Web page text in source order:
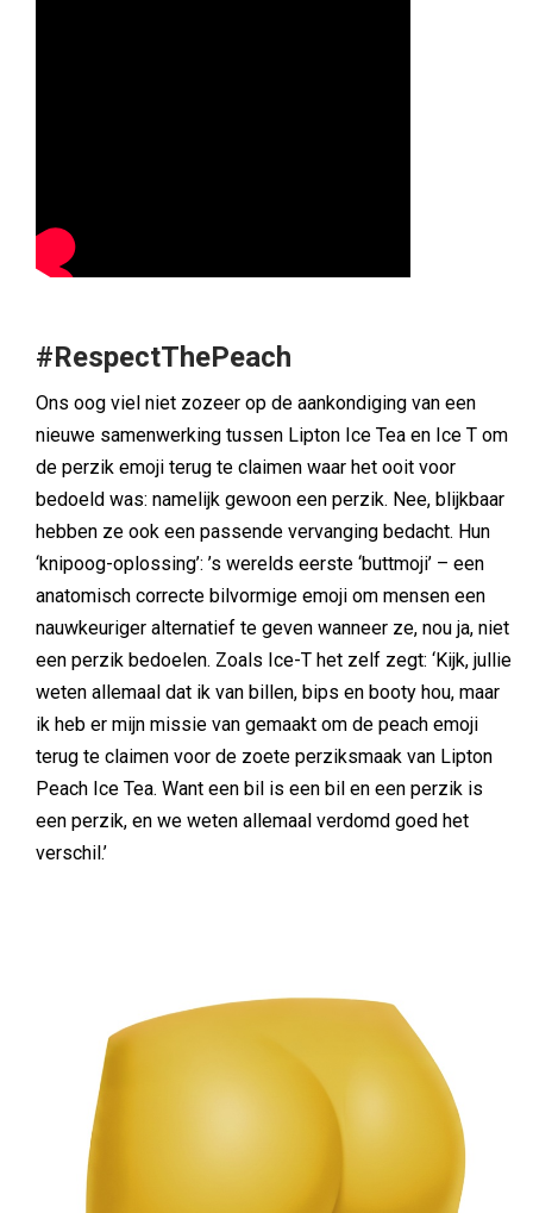
#RespectThePeach
Ons oog viel niet zozeer op de aankondiging van een
nieuwe samenwerking tussen Lipton Ice Tea en Ice T om
de perzik emoji terug te claimen waar het ooit voor
bedoeld was: namelijk gewoon een perzik. Nee, blijkbaar
hebben ze ook een passende vervanging bedacht. Hun
‘knipoog-oplossing’: ’s werelds eerste ‘buttmoji’ – een
anatomisch correcte bilvormige emoji om mensen een
nauwkeuriger alternatief te geven wanneer ze, nou ja, niet
een perzik bedoelen. Zoals Ice-T het zelf zegt: ‘Kijk, jullie
weten allemaal dat ik van billen, bips en booty hou, maar
ik heb er mijn missie van gemaakt om de peach emoji
terug te claimen voor de zoete perziksmaak van Lipton
Peach Ice Tea. Want een bil is een bil en een perzik is
een perzik, en we weten allemaal verdomd goed het
verschil.’